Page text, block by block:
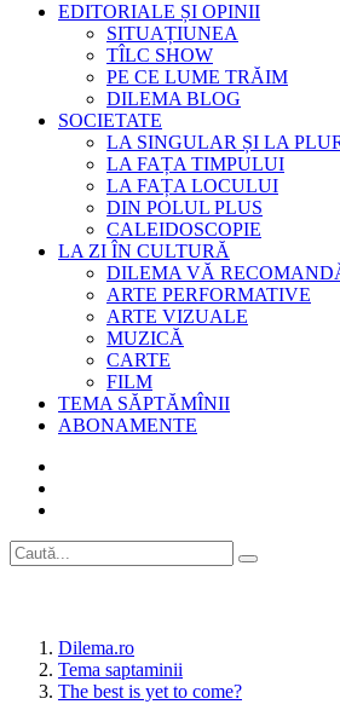
EDITORIALE ȘI OPINII
SITUAȚIUNEA
TÎLC SHOW
PE CE LUME TRĂIM
DILEMA BLOG
SOCIETATE
LA SINGULAR ȘI LA
LA FAȚA TIMPULUI
LA FAȚA LOCULUI
DIN POLUL PLUS
CALEIDOSCOPIE
LA ZI ÎN CULTURĂ
DILEMA VĂ
ARTE PERFORMATIVE
ARTE VIZUALE
MUZICĂ
CARTE
FILM
TEMA SĂPTĂMÎNII
ABONAMENTE
Dilema.ro
Tema saptaminii
The best is yet to come?